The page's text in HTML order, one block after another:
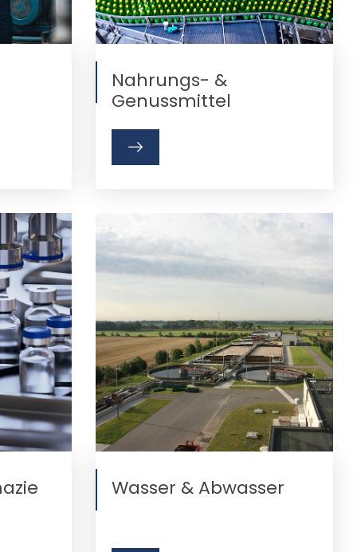
Nahrungs- &
Genussmittel
Wasser & Abwasser